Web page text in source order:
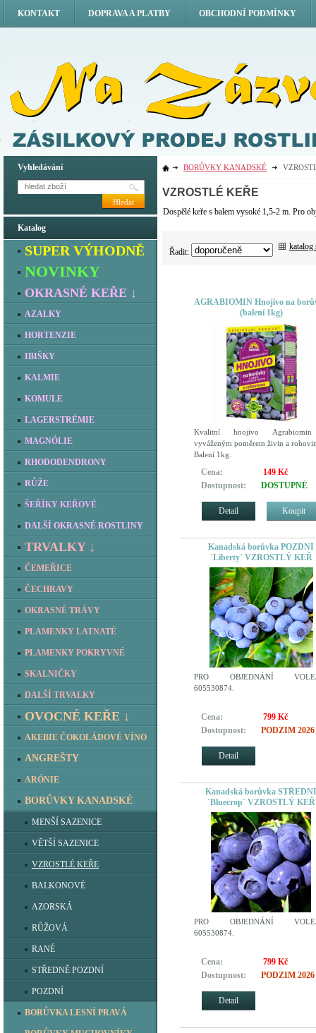
Vyhledávání
Hledat
Katalog
SUPER VÝHODNĚ
NOVINKY
OKRASNÉ KEŘE ↓
AZALKY
HORTENZIE
IBIŠKY
KALMIE
KOMULE
LAGERSTRÉMIE
MAGNÓLIE
RHODODENDRONY
RŮŽE
ŠEŘÍKY KEŘOVÉ
DALŠÍ OKRASNÉ ROSTLINY
TRVALKY ↓
ČEMEŘICE
ČECHRAVY
OKRASNÉ TRÁVY
PLAMENKY LATNATÉ
PLAMENKY POKRYVNÉ
SKALNIČKY
DALŠÍ TRVALKY
OVOCNÉ KEŘE ↓
AKEBIE ČOKOLÁDOVÉ VÍNO
ANGREŠTY
ARÓNIE
BORŮVKY KANADSKÉ
MENŠÍ SAZENICE
VĚTŠÍ SAZENICE
VZROSTLÉ KEŘE
BALKONOVÉ
AZORSKÁ
RŮŽOVÁ
RANÉ
STŘEDNĚ POZDNÍ
POZDNÍ
BORŮVKA LESNÍ PRAVÁ
BORŮVKY KANADSKÉ
VZROSTLÉ KEŘE
Dospělé keře s balem vysoké 1,5-2 m. Pro
Řadit:
katalog
AGRABIOMIN Hnojivo na
(balení 1kg)
Kvalitní hnojivo
vyváženým poměrem živin a
Balení 1kg.
Cena:
149 Kč
Dostupnost:
DOSTUPNÉ
Koupit
Detail
Kanadská borůvka POZDNÍ
´Liberty´ VZROSTLÝ KEŘ
PRO OBJEDNÁNÍ
605530874.
Cena:
799 Kč
Dostupnost:
PODZIM 2026
Detail
Kanadská borůvka STŘEDNÍ
´Bluecrop´ VZROSTLÝ KEŘ
PRO OBJEDNÁNÍ
605530874.
Cena:
799 Kč
Dostupnost:
PODZIM 2026
Detail
KONTAKT DOPRAVA A PLATBY OBCHODNÍ PODMÍNKY